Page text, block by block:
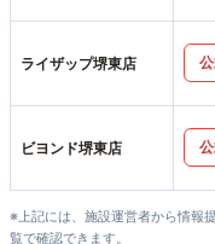
ライザップ堺東店
ビヨンド堺東店
※上記には、施設運営者から情報
覧で確認できます。